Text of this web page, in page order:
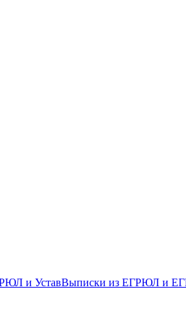
и УставВыписки из ЕГРЮЛ и